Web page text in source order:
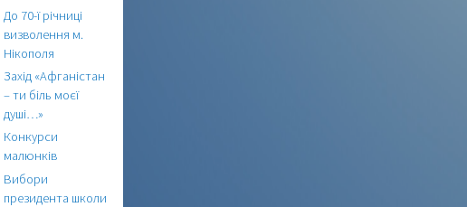
До 70-ї річниці
визволення м.
Нікополя
Захід «Афганістан
– ти біль моєї
душі…»
Конкурси
малюнків
Вибори
президента школи